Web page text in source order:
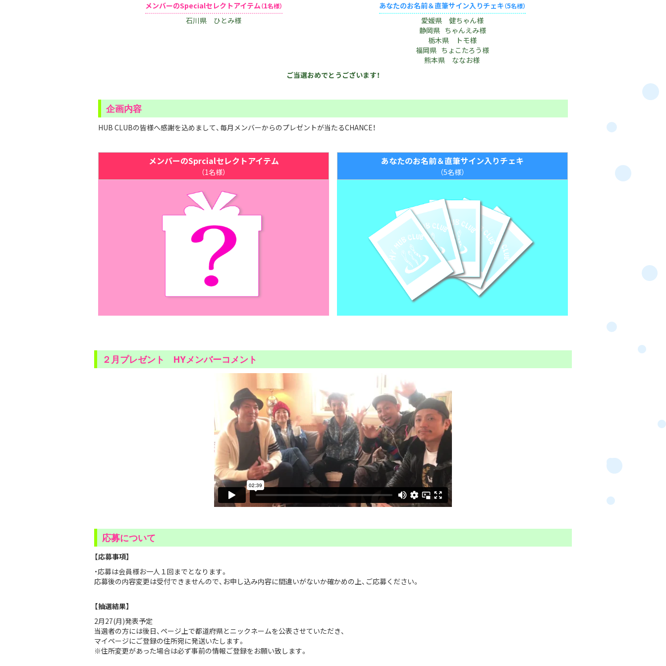
メンバーのSpecialセレクトアイテム（1名様）
石川県 ひとみ様
あなたのお名前＆直筆サイン入りチェキ（5名様）
愛媛県 健ちゃん様
静岡県 ちゃんえみ様
栃木県 トモ様
福岡県 ちょこたろう様
熊本県 ななお様
ご当選おめでとうございます！
企画内容
HUB CLUBの皆様へ感謝を込めまして、毎月メンバーからのプレゼントが当たるCHANCE！
メンバーのSprcialセレクトアイテム
（1名様）
あなたのお名前＆直筆サイン入りチェキ
（5名様）
２月プレゼント HYメンバーコメント
応募について
【応募事項】
・応募は会員様お一人１回までとなります。
応募後の内容変更は受付できませんので、お申し込み内容に間違いがないか確かめの上、ご応募ください。
【抽選結果】
2月27(月)発表予定
当選者の方には後日、ページ上で都道府県とニックネームを公表させていただき、
マイページにご登録の住所宛に発送いたします。
※住所変更があった場合は必ず事前の情報ご登録をお願い致します。